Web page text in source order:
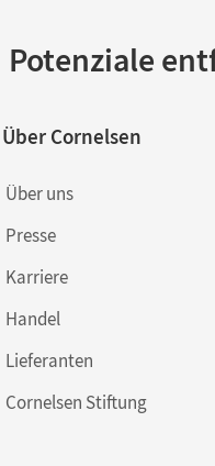
Potenziale
Über Cornelsen
Über uns
Presse
Karriere
Handel
Lieferanten
Cornelsen Stiftung